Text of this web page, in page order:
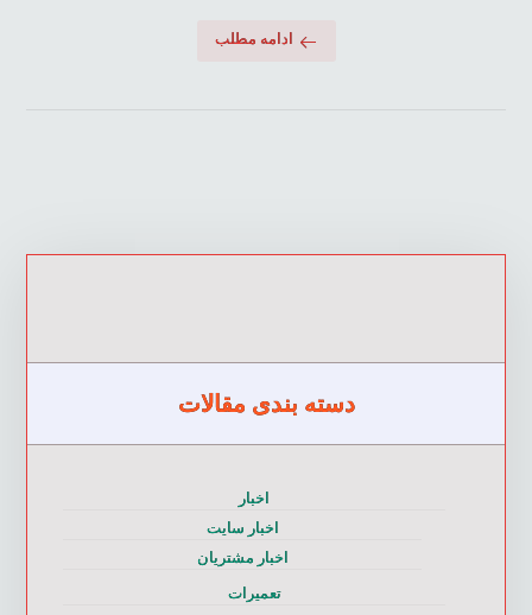
ادامه مطلب
دسته بندی مقالات
اخبار
اخبار سایت
اخبار مشتریان
تعمیرات